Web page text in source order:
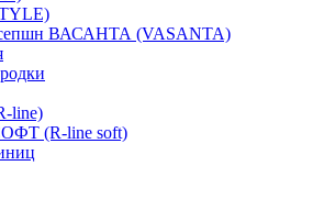
ВАСАНТА (VASANTA)
line)
(R-line soft)